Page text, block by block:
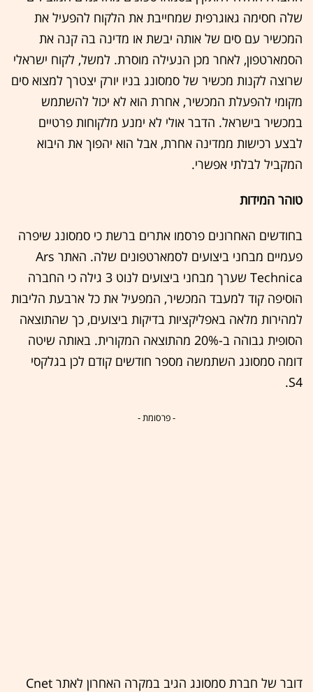
שלה חסימה גאוגרפית שמחייבת את הלקוח להפעיל את
המכשיר עם סים של אותה יבשת או מדינה בה קנה את
הסמארטפון, לאחר מכן הנעילה מוסרת. למשל, לקוח ישראלי
שרוצה לקנות מכשיר של סמסונג בניו יורק יצטרך למצוא סים
מקומי להפעלת המכשיר, אחרת הוא לא יכול להשתמש
במכשיר בישראל. הדבר אולי לא ימנע מלקוחות פרטיים
לבצע רכישות ממדינה אחרת, אבל הוא יהפוך את היבוא
המקביל לבלתי אפשרי.
טוהר המידות
בחודשים האחרונים פרסמו אתרים ברשת כי סמסונג שיפרה
פעמיים מבחני ביצועים לסמארטפונים שלה. האתר Ars
Technica שערך מבחני ביצועים לנוט 3 גילה כי החברה
הוסיפה קוד למעבד המכשיר, המפעיל את כל ארבעת הליבות
למהירות מלאה באפליקציות בדיקות ביצועים, כך שהתוצאה
הסופית גבוהה ב-20% מהתוצאה המקורית. באותה שיטה
דומה סמסונג השתמשה מספר חודשים קודם לכן בגלקסי
S4.
- פרסומת -
דובר של חברת סמסונג הגיב במקרה האחרון לאתר Cnet